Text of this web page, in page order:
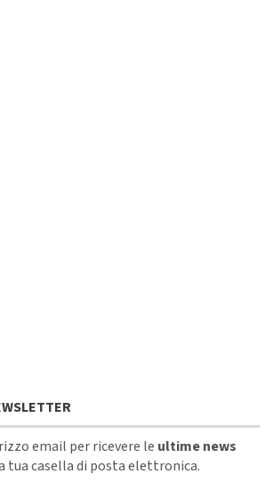
email per ricevere le ultime news
casella di posta elettronica.